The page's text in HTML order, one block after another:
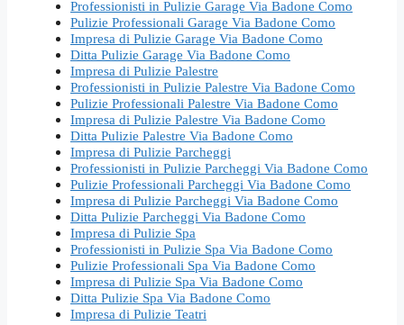
Professionisti in Pulizie Garage Via Badone Como
Pulizie Professionali Garage Via Badone Como
Impresa di Pulizie Garage Via Badone Como
Ditta Pulizie Garage Via Badone Como
Impresa di Pulizie Palestre
Professionisti in Pulizie Palestre Via Badone Como
Pulizie Professionali Palestre Via Badone Como
Impresa di Pulizie Palestre Via Badone Como
Ditta Pulizie Palestre Via Badone Como
Impresa di Pulizie Parcheggi
Professionisti in Pulizie Parcheggi Via Badone Como
Pulizie Professionali Parcheggi Via Badone Como
Impresa di Pulizie Parcheggi Via Badone Como
Ditta Pulizie Parcheggi Via Badone Como
Impresa di Pulizie Spa
Professionisti in Pulizie Spa Via Badone Como
Pulizie Professionali Spa Via Badone Como
Impresa di Pulizie Spa Via Badone Como
Ditta Pulizie Spa Via Badone Como
Impresa di Pulizie Teatri